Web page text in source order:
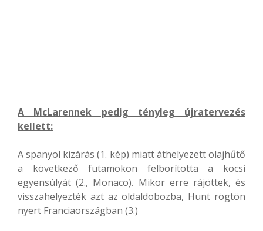
A McLarennek pedig tényleg újratervezés
kellett:
A spanyol kizárás (1. kép) miatt áthelyezett olajhűtő
a következő futamokon felborította a kocsi
egyensúlyát (2., Monaco). Mikor erre rájöttek, és
visszahelyezték azt az oldaldobozba, Hunt rögtön
nyert Franciaországban (3.)